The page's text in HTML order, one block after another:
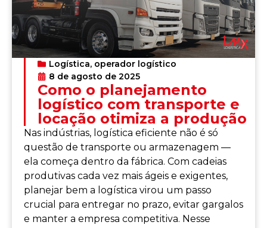
Logística, operador logístico
8 de agosto de 2025
Como o planejamento
logístico com transporte e
locação otimiza a produção
Nas indústrias, logística eficiente não é só
questão de transporte ou armazenagem —
ela começa dentro da fábrica. Com cadeias
produtivas cada vez mais ágeis e exigentes,
planejar bem a logística virou um passo
crucial para entregar no prazo, evitar gargalos
e manter a empresa competitiva. Nesse